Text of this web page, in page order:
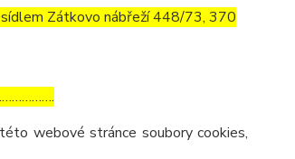
Zátkovo nábřeží 448/73, 370
webové stránce soubory cookies,